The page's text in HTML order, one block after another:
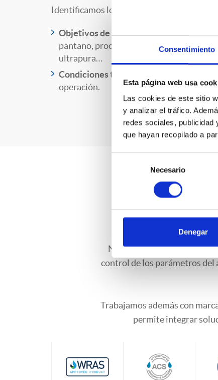
Consentimiento
Esta página web usa
Las cookies de este sitio
y analizar el tráfico.
redes sociales, publicidad
que hayan recopilado a
consentimiento
Necesario
Denegar
Identificamos los objetivos principales del
Objetivos de tratamiento:
pantano, procesos de depuración y
ultrapura…
Condiciones técnicas:
operación.
Diseño
Nos encargamos de la
control de los parámetros del
Trabajamos además con
permite integrar